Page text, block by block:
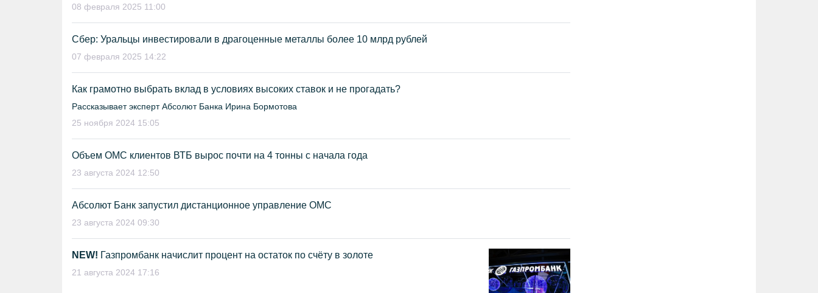
08 февраля 2025 11:00
Сбер: Уральцы инвестировали в драгоценные металлы более 10 млрд рублей
07 февраля 2025 14:22
Как грамотно выбрать вклад в условиях высоких ставок и не прогадать?
Рассказывает эксперт Абсолют Банка Ирина Бормотова
25 ноября 2024 15:05
Объем ОМС клиентов ВТБ вырос почти на 4 тонны с начала года
23 августа 2024 12:50
Абсолют Банк запустил дистанционное управление ОМС
23 августа 2024 09:30
NEW! Газпромбанк начислит процент на остаток по счёту в золоте
21 августа 2024 17:16